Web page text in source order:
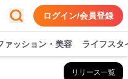
ログイン/会員登録
ァッション・美容 ライフスタ
リリース一覧